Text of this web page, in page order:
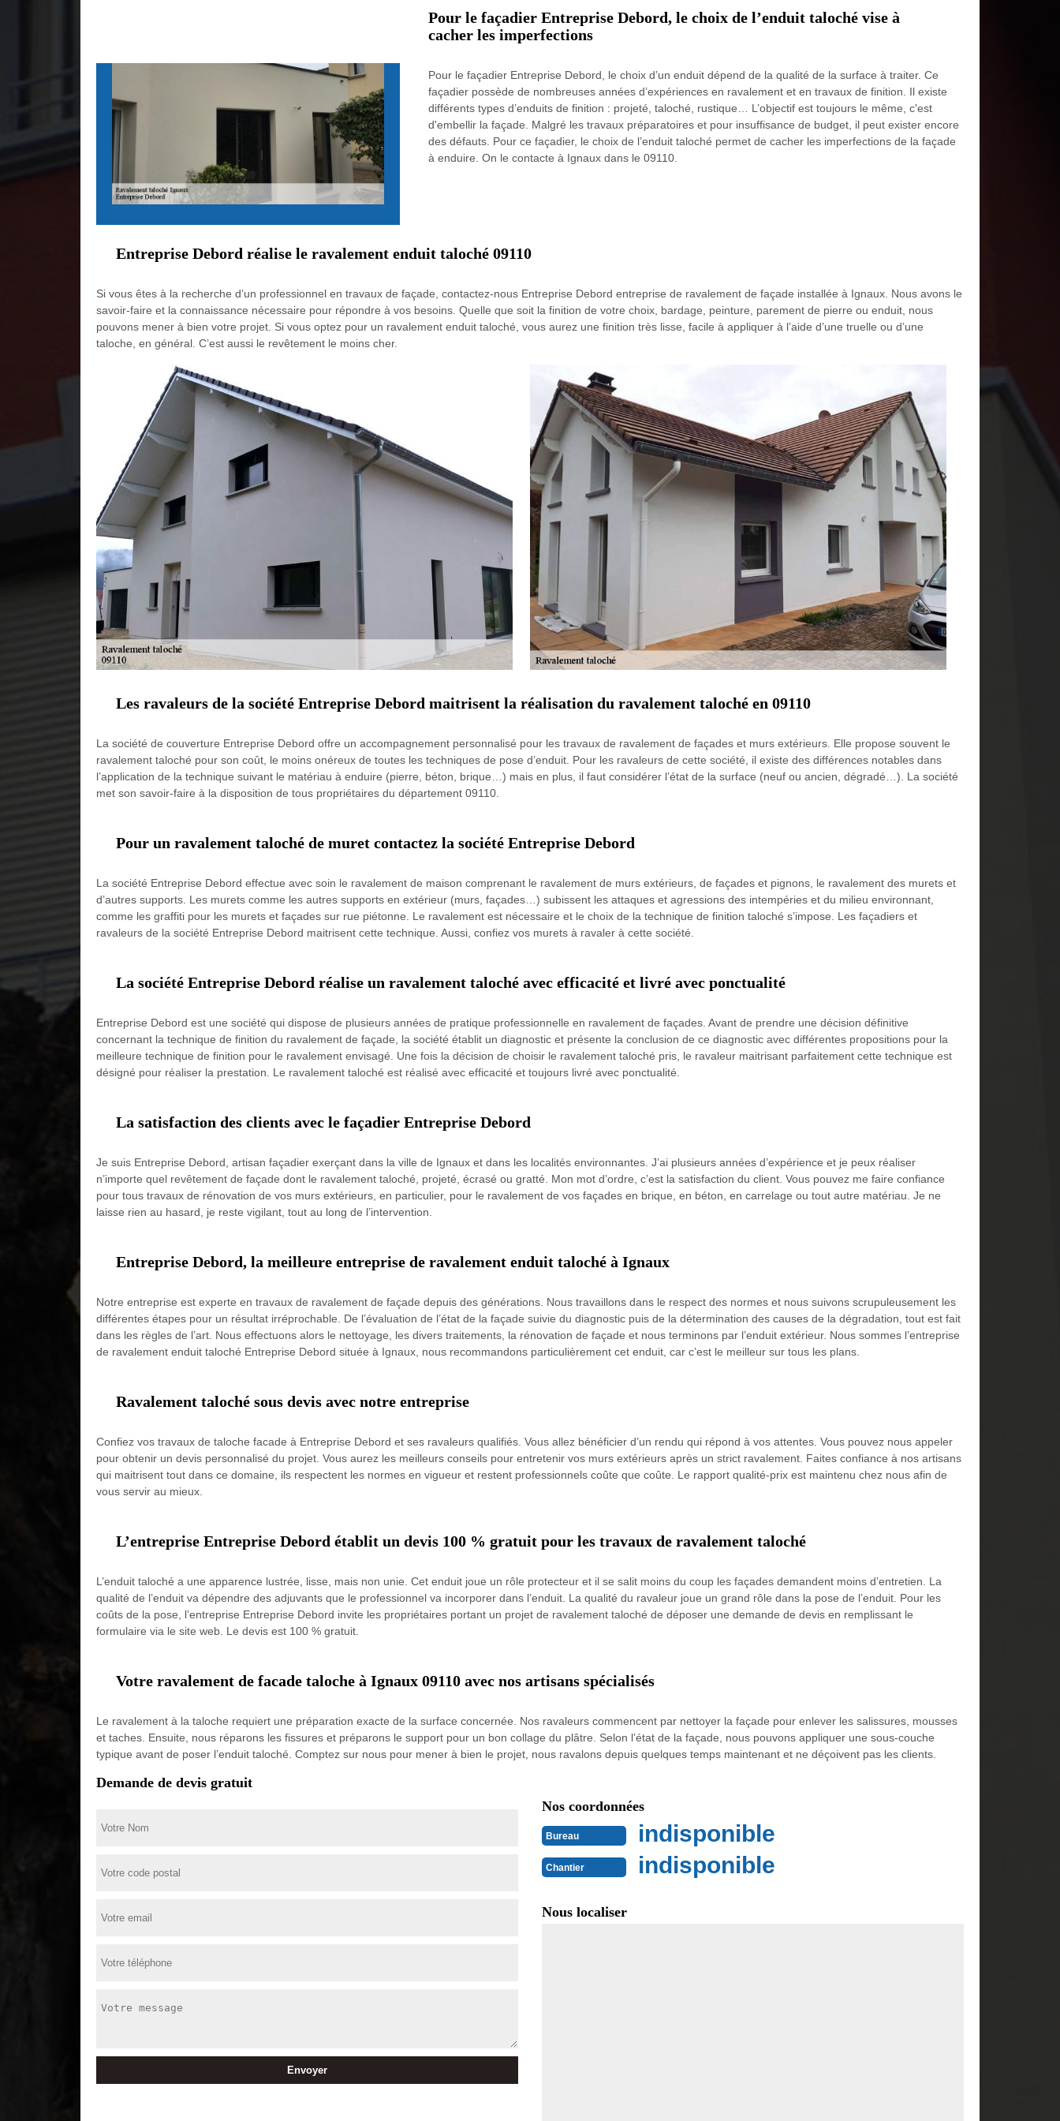
Pour le façadier Entreprise Debord, le choix de l’enduit taloché vise à
cacher les imperfections
Pour le façadier Entreprise Debord, le choix d’un enduit dépend de la qualité de la surface à traiter. Ce
façadier possède de nombreuses années d’expériences en ravalement et en travaux de finition. Il existe
différents types d’enduits de finition : projeté, taloché, rustique… L’objectif est toujours le même, c'est
d'embellir la façade. Malgré les travaux préparatoires et pour insuffisance de budget, il peut exister encore
des défauts. Pour ce façadier, le choix de l’enduit taloché permet de cacher les imperfections de la façade
à enduire. On le contacte à Ignaux dans le 09110.
Entreprise Debord réalise le ravalement enduit taloché 09110
Si vous êtes à la recherche d’un professionnel en travaux de façade, contactez-nous Entreprise Debord entreprise de ravalement de façade installée à Ignaux. Nous avons le
savoir-faire et la connaissance nécessaire pour répondre à vos besoins. Quelle que soit la finition de votre choix, bardage, peinture, parement de pierre ou enduit, nous
pouvons mener à bien votre projet. Si vous optez pour un ravalement enduit taloché, vous aurez une finition très lisse, facile à appliquer à l’aide d’une truelle ou d’une
taloche, en général. C’est aussi le revêtement le moins cher.
Les ravaleurs de la société Entreprise Debord maitrisent la réalisation du ravalement taloché en 09110
La société de couverture Entreprise Debord offre un accompagnement personnalisé pour les travaux de ravalement de façades et murs extérieurs. Elle propose souvent le
ravalement taloché pour son coût, le moins onéreux de toutes les techniques de pose d’enduit. Pour les ravaleurs de cette société, il existe des différences notables dans
l’application de la technique suivant le matériau à enduire (pierre, béton, brique…) mais en plus, il faut considérer l’état de la surface (neuf ou ancien, dégradé…). La société
met son savoir-faire à la disposition de tous propriétaires du département 09110.
Pour un ravalement taloché de muret contactez la société Entreprise Debord
La société Entreprise Debord effectue avec soin le ravalement de maison comprenant le ravalement de murs extérieurs, de façades et pignons, le ravalement des murets et
d’autres supports. Les murets comme les autres supports en extérieur (murs, façades…) subissent les attaques et agressions des intempéries et du milieu environnant,
comme les graffiti pour les murets et façades sur rue piétonne. Le ravalement est nécessaire et le choix de la technique de finition taloché s’impose. Les façadiers et
ravaleurs de la société Entreprise Debord maitrisent cette technique. Aussi, confiez vos murets à ravaler à cette société.
La société Entreprise Debord réalise un ravalement taloché avec efficacité et livré avec ponctualité
Entreprise Debord est une société qui dispose de plusieurs années de pratique professionnelle en ravalement de façades. Avant de prendre une décision définitive
concernant la technique de finition du ravalement de façade, la société établit un diagnostic et présente la conclusion de ce diagnostic avec différentes propositions pour la
meilleure technique de finition pour le ravalement envisagé. Une fois la décision de choisir le ravalement taloché pris, le ravaleur maitrisant parfaitement cette technique est
désigné pour réaliser la prestation. Le ravalement taloché est réalisé avec efficacité et toujours livré avec ponctualité.
La satisfaction des clients avec le façadier Entreprise Debord
Je suis Entreprise Debord, artisan façadier exerçant dans la ville de Ignaux et dans les localités environnantes. J’ai plusieurs années d’expérience et je peux réaliser
n’importe quel revêtement de façade dont le ravalement taloché, projeté, écrasé ou gratté. Mon mot d’ordre, c’est la satisfaction du client. Vous pouvez me faire confiance
pour tous travaux de rénovation de vos murs extérieurs, en particulier, pour le ravalement de vos façades en brique, en béton, en carrelage ou tout autre matériau. Je ne
laisse rien au hasard, je reste vigilant, tout au long de l’intervention.
Entreprise Debord, la meilleure entreprise de ravalement enduit taloché à Ignaux
Notre entreprise est experte en travaux de ravalement de façade depuis des générations. Nous travaillons dans le respect des normes et nous suivons scrupuleusement les
différentes étapes pour un résultat irréprochable. De l’évaluation de l’état de la façade suivie du diagnostic puis de la détermination des causes de la dégradation, tout est fait
dans les règles de l’art. Nous effectuons alors le nettoyage, les divers traitements, la rénovation de façade et nous terminons par l’enduit extérieur. Nous sommes l’entreprise
de ravalement enduit taloché Entreprise Debord située à Ignaux, nous recommandons particulièrement cet enduit, car c’est le meilleur sur tous les plans.
Ravalement taloché sous devis avec notre entreprise
Confiez vos travaux de taloche facade à Entreprise Debord et ses ravaleurs qualifiés. Vous allez bénéficier d’un rendu qui répond à vos attentes. Vous pouvez nous appeler
pour obtenir un devis personnalisé du projet. Vous aurez les meilleurs conseils pour entretenir vos murs extérieurs après un strict ravalement. Faites confiance à nos artisans
qui maitrisent tout dans ce domaine, ils respectent les normes en vigueur et restent professionnels coûte que coûte. Le rapport qualité-prix est maintenu chez nous afin de
vous servir au mieux.
L’entreprise Entreprise Debord établit un devis 100 % gratuit pour les travaux de ravalement taloché
L’enduit taloché a une apparence lustrée, lisse, mais non unie. Cet enduit joue un rôle protecteur et il se salit moins du coup les façades demandent moins d’entretien. La
qualité de l’enduit va dépendre des adjuvants que le professionnel va incorporer dans l’enduit. La qualité du ravaleur joue un grand rôle dans la pose de l’enduit. Pour les
coûts de la pose, l’entreprise Entreprise Debord invite les propriétaires portant un projet de ravalement taloché de déposer une demande de devis en remplissant le
formulaire via le site web. Le devis est 100 % gratuit.
Votre ravalement de facade taloche à Ignaux 09110 avec nos artisans spécialisés
Le ravalement à la taloche requiert une préparation exacte de la surface concernée. Nos ravaleurs commencent par nettoyer la façade pour enlever les salissures, mousses
et taches. Ensuite, nous réparons les fissures et préparons le support pour un bon collage du plâtre. Selon l’état de la façade, nous pouvons appliquer une sous-couche
typique avant de poser l’enduit taloché. Comptez sur nous pour mener à bien le projet, nous ravalons depuis quelques temps maintenant et ne déçoivent pas les clients.
Demande de devis gratuit
Nos coordonnées
Bureau indisponible
Chantier indisponible
Nous localiser